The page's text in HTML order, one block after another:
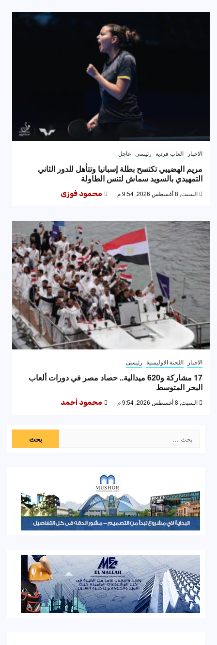
الاخبار العاب فردية رئيسى عاجل
مريم الهضيبي تكتسح بطلة إسبانيا وتتأهل للدور الثاني
التمهيدي بالسويد سماش لتنس الطاولة
السبت, 8 أغسطس 2026, 9:54 م محمود فوزى
الاخبار اللجنة الاوليمبية رئيسى
17 مشاركة و620 ميدالية.. حصاد مصر في دورات ألعاب
البحر المتوسط
السبت, 8 أغسطس 2026, 9:54 م محمود أحمد
عن: